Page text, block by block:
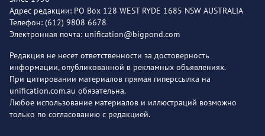
Адрес редакции: PO Box 128 WEST RYDE 1685 NSW AUSTRALIA
Телефон: (612) 9808 6678
Электронная почта: unification@bigpond.com
Редакция не несет ответственности за достоверность
информации, опубликованной в рекламных объявлениях.
При цитировании материалов прямая гиперссылка на
unification.com.au обязательна.
Любое использование материалов и иллюстраций возможно
только по согласованию с редакцией.